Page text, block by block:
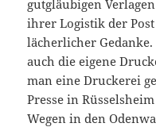
gutgläubigen
ihrer Logistik der
lächerlicher
auch die eigene
man eine Druckerei
Presse in
Wegen in den